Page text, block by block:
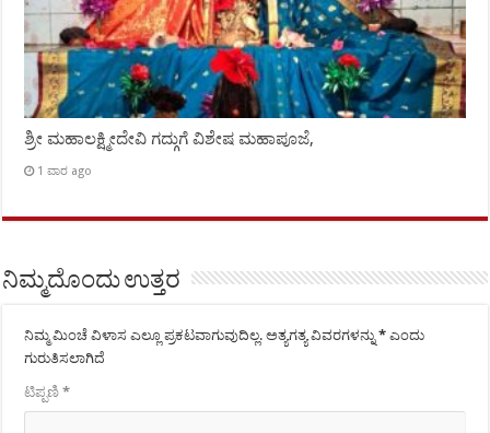
ಶ್ರೀ ಮಹಾಲಕ್ಷ್ಮೀದೇವಿ ಗದ್ಗುಗೆ ವಿಶೇಷ ಮಹಾಪೂಜೆ,
1 ವಾರ ago
ನಿಮ್ಮದೊಂದು ಉತ್ತರ
ನಿಮ್ಮ ಮಿಂಚೆ ವಿಳಾಸ ಎಲ್ಲೂ ಪ್ರಕಟವಾಗುವುದಿಲ್ಲ. ಅತ್ಯಗತ್ಯ ವಿವರಗಳನ್ನು* ಎಂದು
ಗುರುತಿಸಲಾಗಿದೆ
ಟಿಪ್ಪಣಿ*